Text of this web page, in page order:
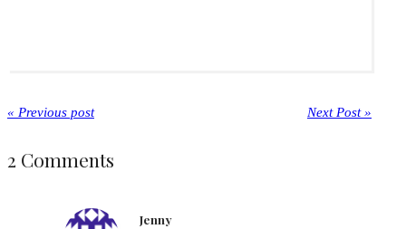
« Previous post Next Post »
2 Comments
Jenny